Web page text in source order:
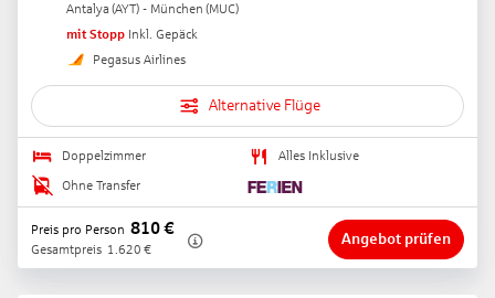
Antalya (AYT) - München (MUC)
mit Stopp Inkl. Gepäck
Pegasus Airlines
Alternative Flüge
Doppelzimmer
Alles Inklusive
Ohne Transfer
Preis pro Person 810€
Gesamtpreis 1.620 €
Angebot prüfen